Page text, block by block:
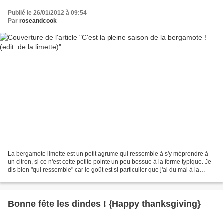
Publié le 26/01/2012 à 09:54
Par roseandcook
La bergamote limette est un petit agrume qui ressemble à s'y méprendre à
un citron, si ce n'est cette petite pointe un peu bossue à la forme typique. Je
dis bien "qui ressemble" car le goût est si particulier que j'ai du mal à la
Bonne fête les dindes ! {Happy thanksgiving}